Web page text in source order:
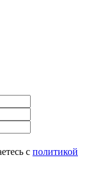
с политикой